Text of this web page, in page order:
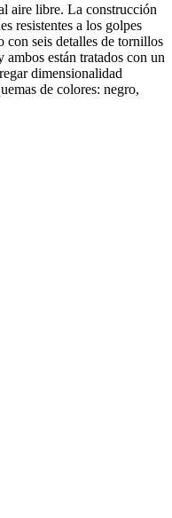
aire libre. La construcción
resistentes a los golpes
con seis detalles de tornillos
están tratados con un
dimensionalidad
de colores: negro,